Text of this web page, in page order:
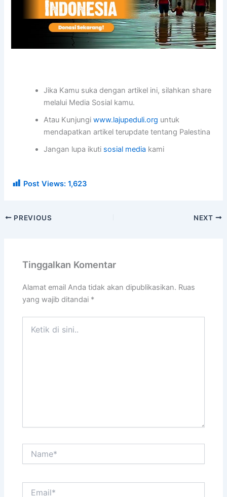
Jika Kamu suka dengan artikel ini, silahkan share
melalui Media Sosial kamu.
Atau Kunjungiwww.lajupeduli.org untuk
mendapatkan artikel terupdate tentang Palestina
Jangan lupa ikuti sosial media kami
Post Views: 1,623
PREVIOUS NEXT
Tinggalkan Komentar
Alamat email Anda tidak akan dipublikasikan. Ruas
yang wajib ditandai *